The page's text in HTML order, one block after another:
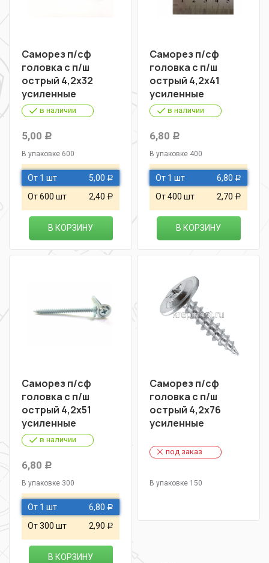
Саморез п/сф
головка с п/ш
острый 4,2х32
усиленные
в наличии
5,00 Р
В упаковке 600
От 1 шт 5,00 Р
От 600 шт 2,40 Р
В КОРЗИНУ
Саморез п/сф
головка с п/ш
острый 4,2х41
усиленные
в наличии
6,80 Р
В упаковке 400
От 1 шт 6,80 Р
От 400 шт 2,70 Р
В КОРЗИНУ
Саморез п/сф
головка с п/ш
острый 4,2х51
усиленные
в наличии
6,80 Р
В упаковке 300
От 1 шт 6,80 Р
От 300 шт 2,90 Р
В КОРЗИНУ
Саморез п/сф
головка с п/ш
острый 4,2х76
усиленные
под заказ
В упаковке 150